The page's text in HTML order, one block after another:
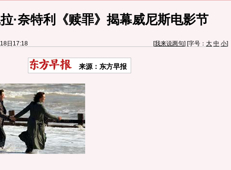
·奈特利《赎罪》揭幕威尼斯电影节
日17:18 [我来说两句] [字号： 大 中 小]
来源：东方早报